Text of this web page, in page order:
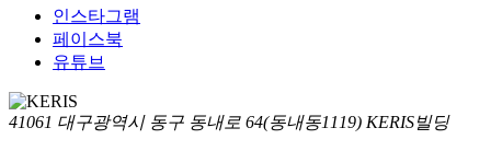
인스타그램
페이스북
유튜브
41061 대구광역시 동구 동내로 64(동내동1119) KERIS빌딩